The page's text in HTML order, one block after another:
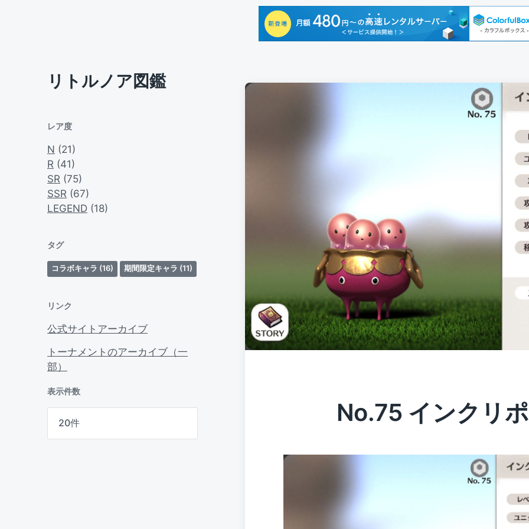
リトルノア図鑑
レア度
N (21)
R (41)
SR (75)
SSR (67)
LEGEND (18)
タグ
コラボキャラ (16) 期間限定キャラ (11)
リンク
公式サイトアーカイブ
トーナメントのアーカイブ（一
部）
表示件数
No.75 インクリ